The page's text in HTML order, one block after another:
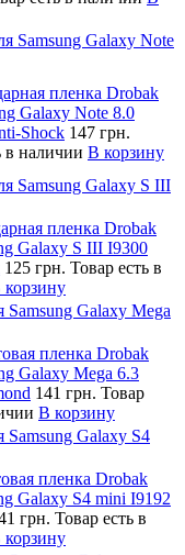
Samsung Galaxy Note
пленка Drobak
Galaxy Note 8.0
Shock 147 грн.
в наличии В корзину
Samsung Galaxy S III
пленка Drobak
Galaxy S III I9300
125 грн. Товар есть в
Samsung Galaxy Mega
пленка Drobak
Galaxy Mega 6.3
141 грн. Товар
В корзину
Samsung Galaxy S4
пленка Drobak
Galaxy S4 mini I9192
грн. Товар есть в